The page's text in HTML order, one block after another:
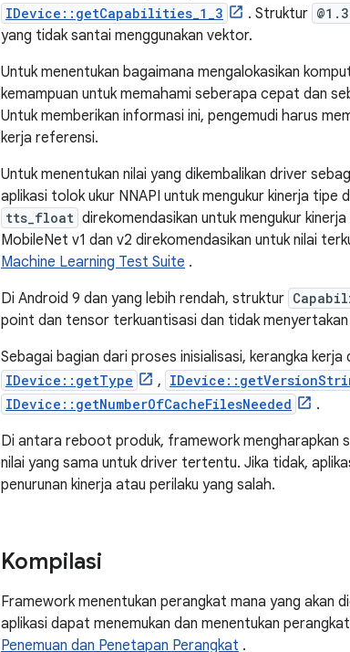
IDevice::getCapabilities_1_3 . Struktur
yang tidak santai menggunakan vektor.
Untuk menentukan bagaimana mengalokasikan
kemampuan untuk memahami seberapa cepat dan
Untuk memberikan informasi ini, pengemudi harus
kerja referensi.
Untuk menentukan nilai yang dikembalikan driver
aplikasi tolok ukur NNAPI untuk mengukur kinerja
tts_float direkomendasikan untuk mengukur
MobileNet v1 dan v2 direkomendasikan untuk nilai
Machine Learning Test Suite .
Di Android 9 dan yang lebih rendah, struktur
point dan tensor terkuantisasi dan tidak
Sebagai bagian dari proses inisialisasi, kerangka
IDevice::getType ,
IDevice::getNumberOfCacheFilesNeeded
.
Di antara reboot produk, framework mengharapkan
nilai yang sama untuk driver tertentu. Jika tidak,
penurunan kinerja atau perilaku yang salah.
Kompilasi
Framework menentukan perangkat mana yang akan
aplikasi dapat menemukan dan menentukan
Penemuan dan Penetapan Perangkat .